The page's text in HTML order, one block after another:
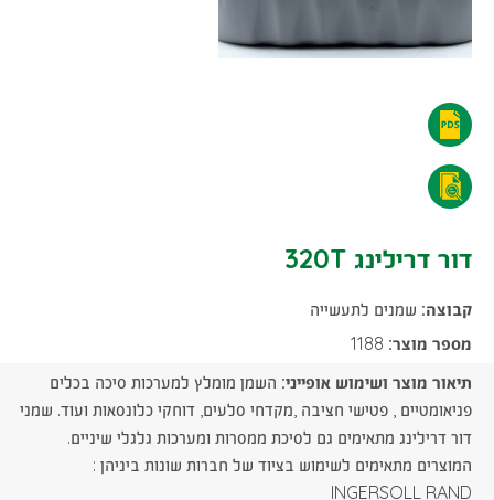
-
הורדת
קובץ
PDF
320T
-
קובץ
PDF
דור דרילינג 320T
קבוצה: שמנים לתעשייה
מספר מוצר:
תיאור מוצר ושימוש אופייני: השמן מומלץ למערכות סיכה בכלים
פניאומטיים , פטישי חציבה ,מקדחי סלעים, דוחקי כלונסאות ועוד. שמני
דור דרילינג מתאימים גם לסיכת ממסרות ומערכות גלגלי שיניים.
המוצרים מתאימים לשימוש בציוד של חברות שונות ביניהן :
INGERSOLL RAND